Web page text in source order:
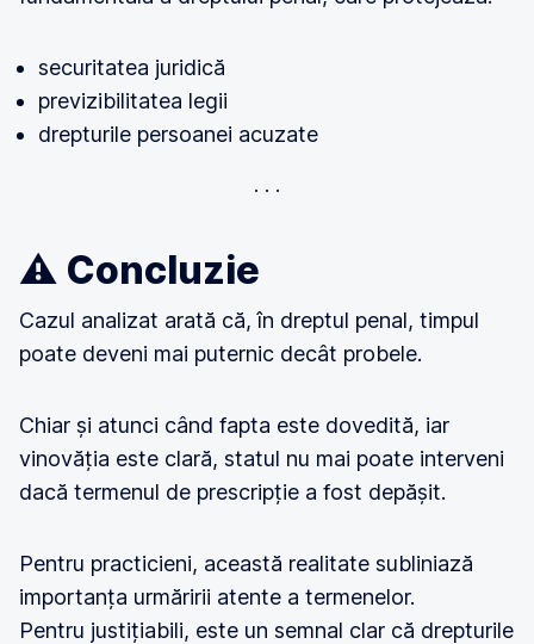
securitatea juridică
previzibilitatea legii
drepturile persoanei acuzate
⚠️ Concluzie
Cazul analizat arată că, în dreptul penal, timpul
poate deveni mai puternic decât probele.
Chiar și atunci când fapta este dovedită, iar
vinovăția este clară, statul nu mai poate interveni
dacă termenul de prescripție a fost depășit.
Pentru practicieni, această realitate subliniază
importanța urmăririi atente a termenelor.
Pentru justițiabili, este un semnal clar că drepturile